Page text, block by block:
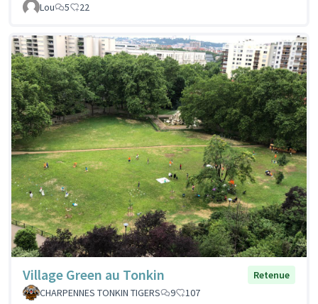
Lou 5 22
Village Green au Tonkin
Retenue
CHARPENNES TONKIN TIGERS
9 107